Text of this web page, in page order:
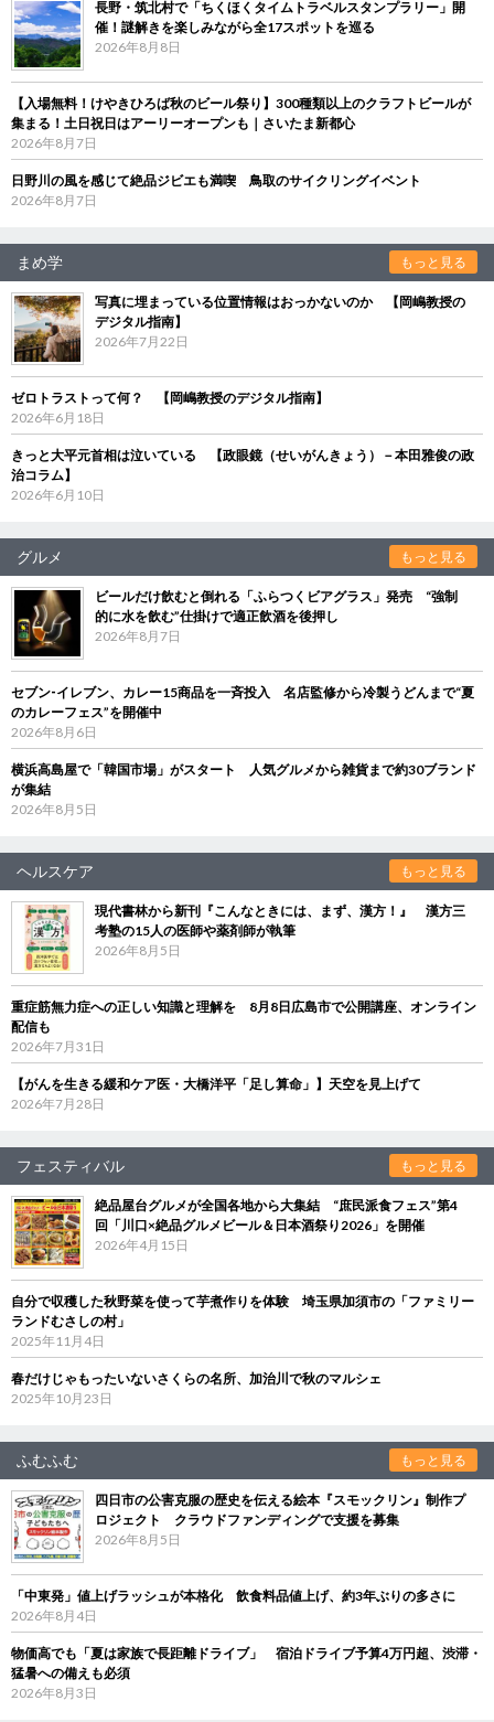
長野・筑北村で「ちくほくタイムトラベルスタンプラリー」開
催！謎解きを楽しみながら全17スポットを巡る
2026年8月8日
【入場無料！けやきひろば秋のビール祭り】300種類以上のクラフトビールが
集まる！土日祝日はアーリーオープンも｜さいたま新都心
2026年8月7日
日野川の風を感じて絶品ジビエも満喫 鳥取のサイクリングイベント
2026年8月7日
まめ学 もっと見る
写真に埋まっている位置情報はおっかないのか 【岡嶋教授の
デジタル指南】
2026年7月22日
ゼロトラストって何？ 【岡嶋教授のデジタル指南】
2026年6月18日
きっと大平元首相は泣いている 【政眼鏡（せいがんきょう）－本田雅俊の政
治コラム】
2026年6月10日
グルメ もっと見る
ビールだけ飲むと倒れる「ふらつくビアグラス」発売 “強制
的に水を飲む”仕掛けで適正飲酒を後押し
2026年8月7日
セブン‐イレブン、カレー15商品を一斉投入 名店監修から冷製うどんまで“夏
のカレーフェス”を開催中
2026年8月6日
横浜高島屋で「韓国市場」がスタート 人気グルメから雑貨まで約30ブランド
が集結
2026年8月5日
ヘルスケア もっと見る
現代書林から新刊『こんなときには、まず、漢方！』 漢方三
考塾の15人の医師や薬剤師が執筆
2026年8月5日
重症筋無力症への正しい知識と理解を 8月8日広島市で公開講座、オンライン
配信も
2026年7月31日
【がんを生きる緩和ケア医・大橋洋平「足し算命」】天空を見上げて
2026年7月28日
フェスティバル もっと見る
絶品屋台グルメが全国各地から大集結 “庶民派食フェス”第4
回「川口×絶品グルメビール＆日本酒祭り2026」を開催
2026年4月15日
自分で収穫した秋野菜を使って芋煮作りを体験 埼玉県加須市の「ファミリー
ランドむさしの村」
2025年11月4日
春だけじゃもったいないさくらの名所、加治川で秋のマルシェ
2025年10月23日
ふむふむ もっと見る
四日市の公害克服の歴史を伝える絵本『スモックリン』制作プ
ロジェクト クラウドファンディングで支援を募集
2026年8月5日
「中東発」値上げラッシュが本格化 飲食料品値上げ、約3年ぶりの多さに
2026年8月4日
物価高でも「夏は家族で長距離ドライブ」 宿泊ドライブ予算4万円超、渋滞・
猛暑への備えも必須
2026年8月3日